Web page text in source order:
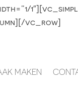
vc_row]
MAKEN